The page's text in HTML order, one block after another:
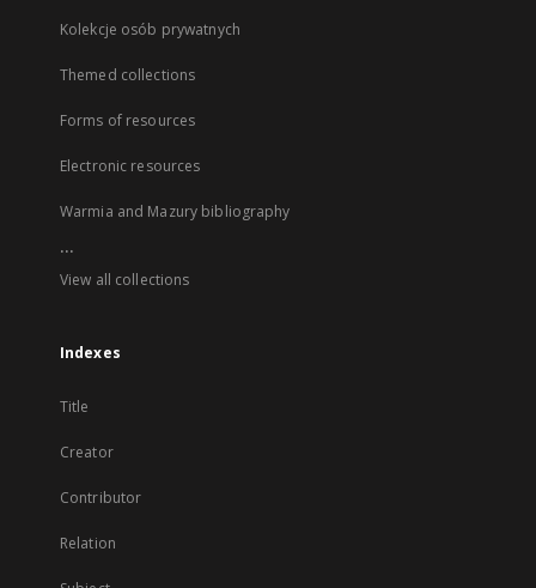
Kolekcje osób prywatnych
Themed collections
Forms of resources
Electronic resources
Warmia and Mazury bibliography
...
View all collections
Indexes
Title
Creator
Contributor
Relation